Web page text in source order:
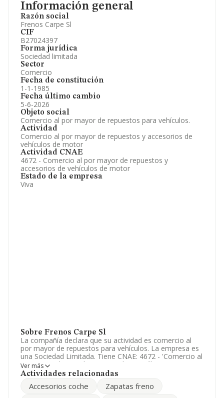
Información general
Razón social
Frenos Carpe Sl
CIF
B27024397
Forma jurídica
Sociedad limitada
Sector
Comercio
Fecha de constitución
1-1-1985
Fecha último cambio
5-6-2026
Objeto social
Comercio al por mayor de repuestos para vehículos.
Actividad
Comercio al por mayor de repuestos y accesorios de
vehículos de motor
Actividad CNAE
4672 - Comercio al por mayor de repuestos y
accesorios de vehículos de motor
Estado de la empresa
Viva
Sobre Frenos Carpe Sl
La compañía declara que su actividad es comercio al
por mayor de repuestos para vehículos. La empresa es
una Sociedad Limitada. Tiene CNAE: 4672 - 'Comercio al
por mayor de metales y minerales metálicos'. La
empresa es importadora y exportadora.
Para ponerse en contacto con sus oficinas, la empresa
Ver más
Actividades relacionadas
Accesorios coche
Zapatas freno